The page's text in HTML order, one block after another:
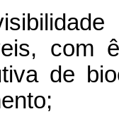
com
de